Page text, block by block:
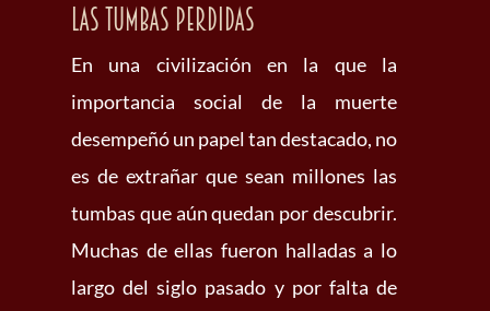
Las tumbas perdidas
En una civilización en la que la
importancia social de la muerte
desempeñó un papel tan destacado, no
es de extrañar que sean millones las
tumbas que aún quedan por descubrir.
Muchas de ellas fueron halladas a lo
largo del siglo pasado y por falta de